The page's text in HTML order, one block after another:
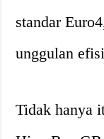
standar
unggulan
Tidak hanya